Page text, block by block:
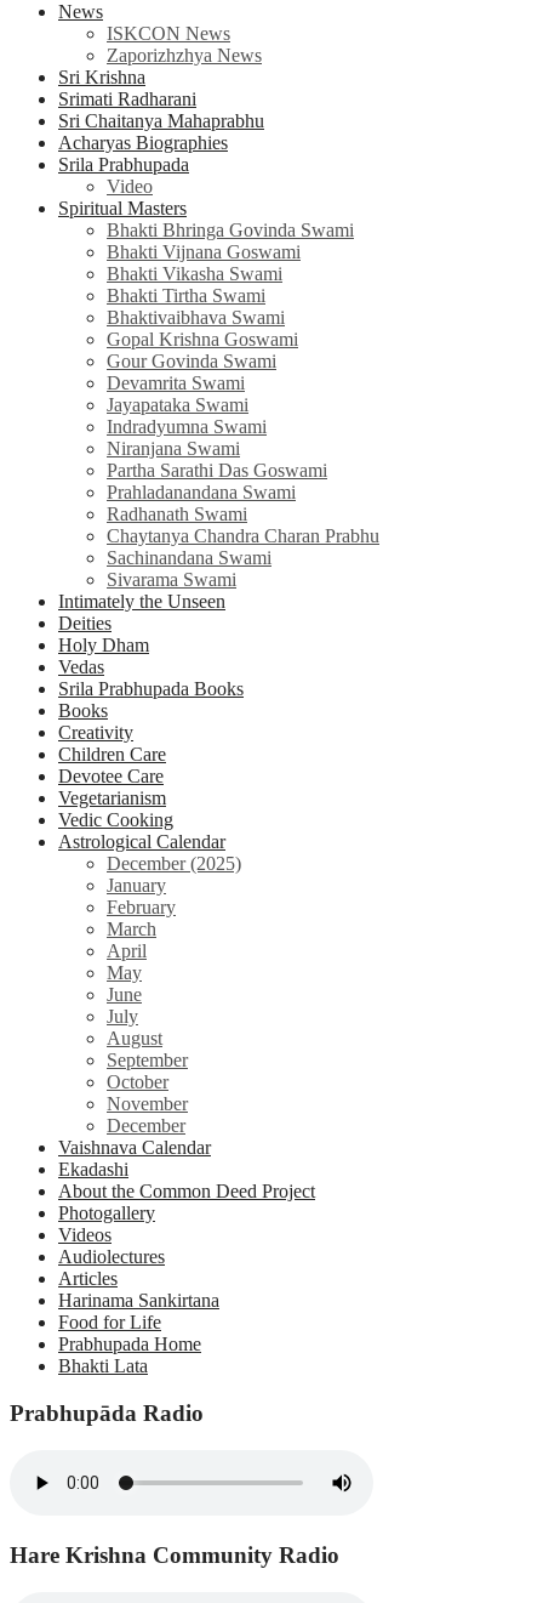
News
ISKCON News
Zaporizhzhya News
Sri Krishna
Srimati Radharani
Sri Chaitanya Mahaprabhu
Acharyas Biographies
Srila Prabhupada
Video
Spiritual Masters
Bhakti Bhringa Govinda Swami
Bhakti Vijnana Goswami
Bhakti Vikasha Swami
Bhakti Tirtha Swami
Bhaktivaibhava Swami
Gopal Krishna Goswami
Gour Govinda Swami
Devamrita Swami
Jayapataka Swami
Indradyumna Swami
Niranjana Swami
Partha Sarathi Das Goswami
Prahladanandana Swami
Radhanath Swami
Chaytanya Chandra Charan Prabhu
Sachinandana Swami
Sivarama Swami
Intimately the Unseen
Deities
Holy Dham
Vedas
Srila Prabhupada Books
Books
Creativity
Children Care
Devotee Care
Vegetarianism
Vedic Cooking
Astrological Calendar
December (2025)
January
February
March
April
May
June
July
August
September
October
November
December
Vaishnava Calendar
Ekadashi
About the Common Deed Project
Photogallery
Videos
Audiolectures
Articles
Harinama Sankirtana
Food for Life
Prabhupada Home
Bhakti Lata
Prabhupāda Radio
Hare Krishna Community Radio